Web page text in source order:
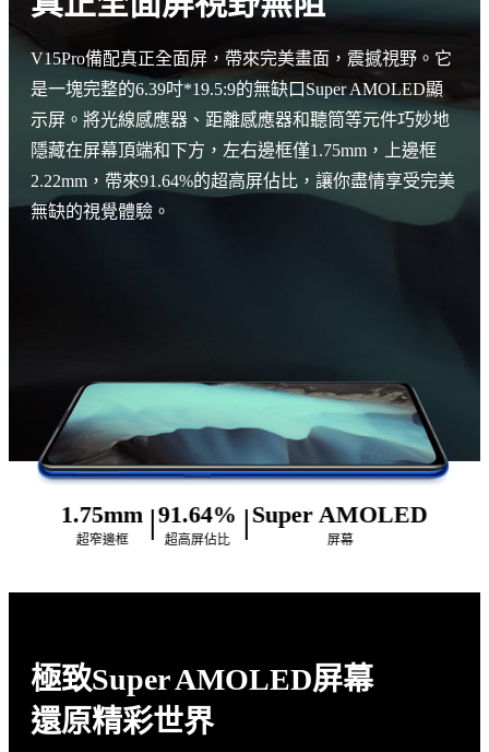
V15Pro備配真正全面屏，帶來完美畫面，震撼視野。它
是一塊完整的6.39吋*19.5:9的無缺口Super AMOLED顯
示屏。將光線感應器、距離感應器和聽筒等元件巧妙地
隱藏在屏幕頂端和下方，左右邊框僅1.75mm，上邊框
2.22mm，帶來91.64%的超高屏佔比，讓你盡情享受完美
無缺的視覺體驗。
1.75mm
超窄邊框
91.64%
超高屏佔比
Super AMOLED
屏幕
極致Super AMOLED屏幕
還原精彩世界